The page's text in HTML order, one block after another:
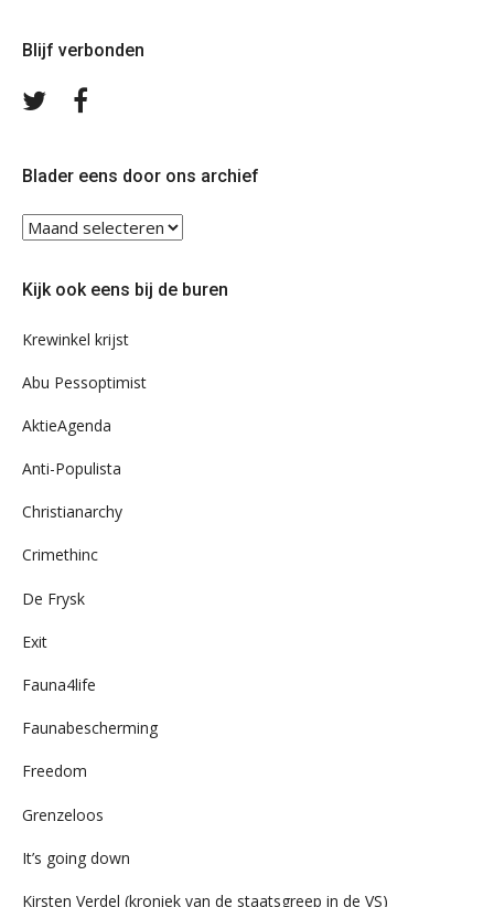
Blijf verbonden
Volg
Blader eens door ons archief
Blader
eens
ons
Kijk ook eens bij de buren
Krewinkel krijst
Abu Pessoptimist
AktieAgenda
Anti-Populista
Christianarchy
Crimethinc
De Frysk
Exit
Fauna4life
Faunabescherming
Freedom
Grenzeloos
It’s going down
Kirsten Verdel (kroniek van de staatsgreep in de VS)